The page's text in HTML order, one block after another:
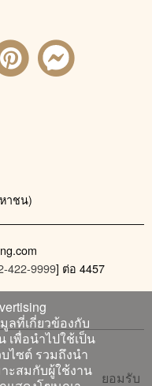
าชน)
422-9999] ต่อ 4457
ลที่เกี่ยวข้องกับ
เพื่อนำไปใช้เป็น
ไซต์ รวมถึงนำ
ะสมกับผู้ใช้งาน ยอมรับ